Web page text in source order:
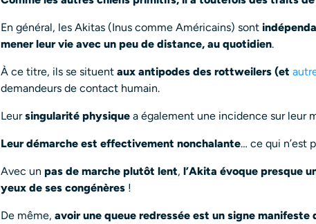
En général, les Akitas (Inus comme Américains) sont
mener leur vie avec un peu de distance, au quotidien.
À ce titre, ils se situent aux antipodes des rottweilers (et
demandeurs de contact humain.
Leursingularité physique a également une incidence sur leur
Leur démarche est effectivement nonchalante… ce qui n’est
Avec un pas de marche plutôt lent, l’Akita évoque presque
yeux de ses congénères !
De même, avoir une queue redressée est un signe manifeste